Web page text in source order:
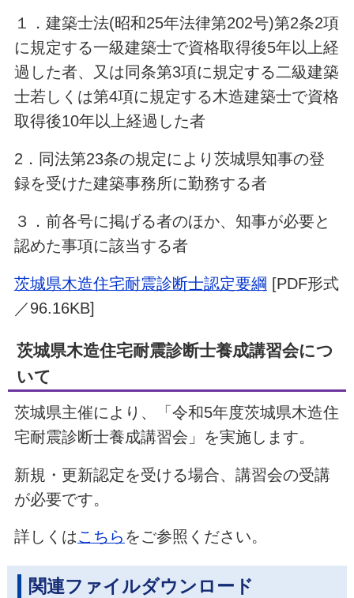
１．建築士法(昭和25年法律第202号)第2条2項
に規定する一級建築士で資格取得後5年以上経
過した者、又は同条第3項に規定する二級建築
士若しくは第4項に規定する木造建築士で資格
取得後10年以上経過した者
2．同法第23条の規定により茨城県知事の登
録を受けた建築事務所に勤務する者
３．前各号に掲げる者のほか、知事が必要と
認めた事項に該当する者
茨城県木造住宅耐震診断士認定要綱 [PDF形式
／96.16KB]
茨城県木造住宅耐震診断士養成講習会につ
いて
茨城県主催により、「令和5年度茨城県木造住
宅耐震診断士養成講習会」を実施します。
新規・更新認定を受ける場合、講習会の受講
が必要です。
詳しくはこちら をご参照ください。
関連ファイルダウンロード